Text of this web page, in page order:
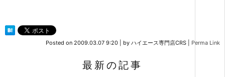
Posted on 2009.03.07 9:20 by ハイエース専門店CRS Perma Link
最新の記事